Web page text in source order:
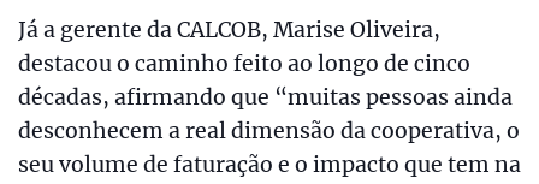
Já a gerente da CALCOB, Marise Oliveira,
destacou o caminho feito ao longo de cinco
décadas, afirmando que “muitas pessoas ainda
desconhecem a real dimensão da cooperativa, o
seu volume de faturação e o impacto que tem na